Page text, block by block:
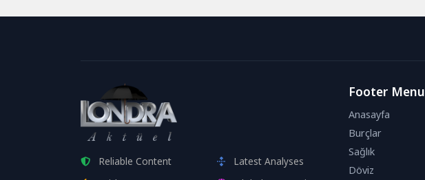
Reliable Content
Latest Analyses
Footer Menu
Anasayfa
Burçlar
Sağlık
Döviz